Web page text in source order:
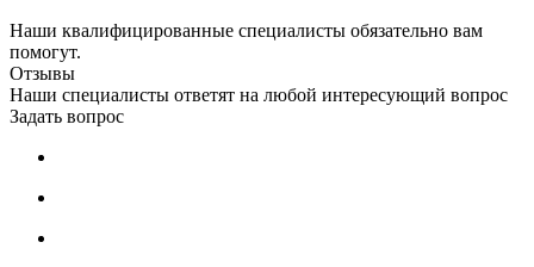
Наши квалифицированные специалисты обязательно вам
помогут.
Отзывы
Наши специалисты ответят на любой интересующий вопрос
Задать вопрос